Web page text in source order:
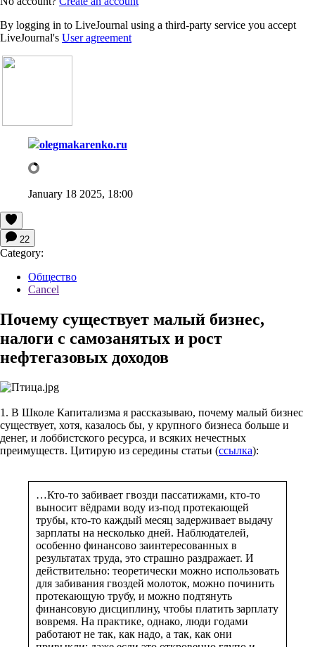
By logging in to LiveJournal using a third-party service you accept
LiveJournal's User agreement
olegmakarenko.ru
January 18 2025, 18:00
22
Category:
Общество
Cancel
Почему существует малый бизнес,
налоги с самозанятых и рост
нефтегазовых доходов
1. В Школе Капитализма я рассказываю, почему малый бизнес
существует, хотя, казалось бы, у крупного бизнеса больше и
денег, и лоббистского ресурса, и всяких нечестных
преимуществ. Цитирую из середины статьи (ссылка):
…Кто-то забивает гвозди пассатижами, кто-то
выносит вёдрами воду из-под протекающей
трубы, кто-то каждый месяц задерживает выдачу
зарплаты на несколько дней. Наблюдателей,
особенно финансово заинтересованных в
результатах труда, это страшно раздражает. И
действительно: теоретически можно использовать
для забивания гвоздей молоток, можно починить
протекающую трубу, и можно подтянуть
финансовую дисциплину, чтобы платить зарплату
вовремя. На практике, однако, люди годами
работают не так, как надо, а так, как они